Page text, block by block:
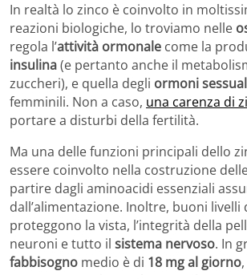
In realtà lo zinco è coinvolto in
reazioni biologiche, lo troviamo nelle
regola l’attività ormonale come la
insulina(e pertanto anche il
zuccheri), e quella degli ormoni
femminili. Non a caso, una carenza di
portare a disturbi della fertilità.
Ma una delle funzioni principali dello
essere coinvolto nella costruzione
partire dagli aminoacidi essenziali
dall’alimentazione. Inoltre, buoni livelli
proteggono la vista, l’integrità della
neuroni e tutto il sistema nervoso. In
fabbisogno medio è di 18 mg al giorno